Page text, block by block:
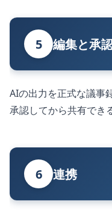
5 編集と承
AIの出力を正式な議事
承認してから共有でき
6 連携